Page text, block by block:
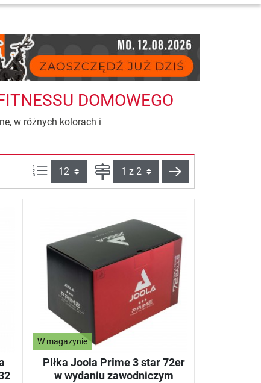
DOMOWEGO
w różnych kolorach i
Ilości produktów na stronie:
Strona Dalej
W magazynie
Piłka Joola Prime 3 star 72er
w wydaniu zawodniczym